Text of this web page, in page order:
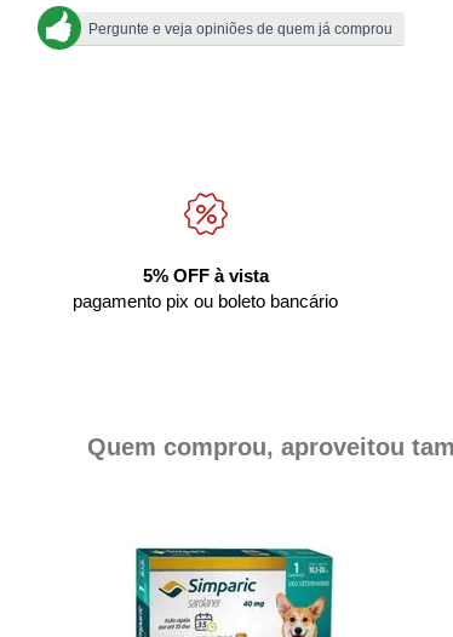
Pergunte e veja opiniões de quem já comprou
5% OFF à vista
pagamento pix ou boleto bancário
Quem comprou, aproveitou